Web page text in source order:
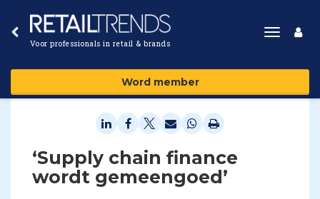
Voor professionals in retail & brands
Toggle
Word member
‘Supply chain finance
wordt gemeengoed’